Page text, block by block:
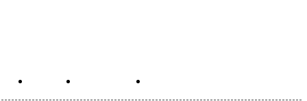
கொள்ளை பாலியல் சம்பவம்